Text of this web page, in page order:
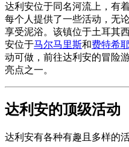
达利安位于同名河流上，有
每个人提供了一些活动，无
享受泥浴。该镇位于土耳其
安位于马尔马里斯和费特希
动可做，前往达利安的冒险
亮点之一。
达利安的顶级活动
达利安有各种有趣且多样的